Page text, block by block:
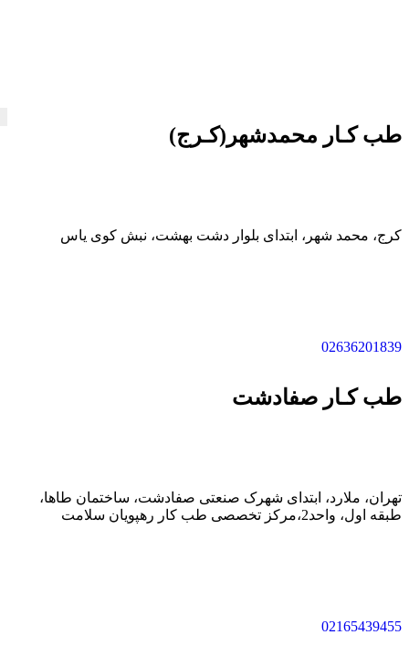
طب کـار محمدشهر(کـرج)
کرج، محمد شهر، ابتدای بلوار دشت بهشت، نبش کوی یاس
02636201839
طب کـار صفادشت
تهران، ملارد، ابتدای شهرک صنعتی صفادشت، ساختمان طاها،
طبقه اول، واحد2،مرکز تخصصی طب کار رهپویان سلامت
02165439455